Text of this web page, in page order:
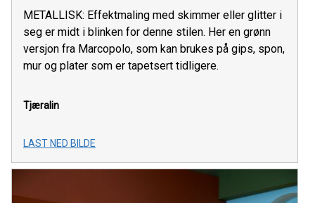
METALLISK: Effektmaling med skimmer eller glitter i
seg er midt i blinken for denne stilen. Her en grønn
versjon fra Marcopolo, som kan brukes på gips, spon,
mur og plater som er tapetsert tidligere.
Tjæralin
LAST NED BILDE